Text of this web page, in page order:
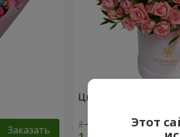
Заказать
Цветы в коробке
2 499 грн
Этот